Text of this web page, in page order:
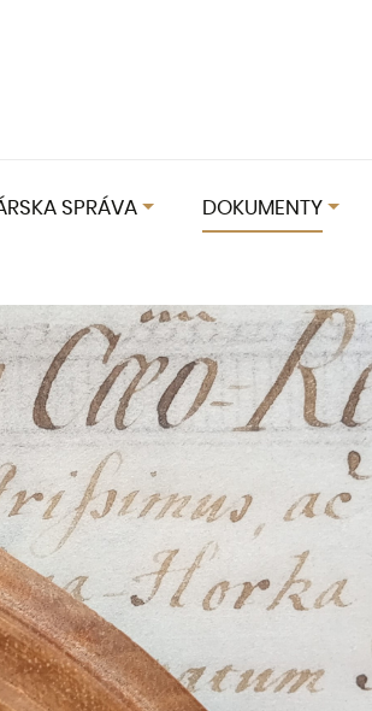
SPRÁVA DOKUMENTY